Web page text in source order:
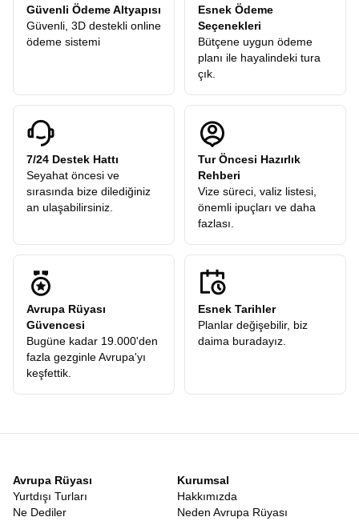
Güvenli Ödeme Altyapısı
Güvenli, 3D destekli online
ödeme sistemi
Esnek Ödeme
Seçenekleri
Bütçene uygun ödeme
planı ile hayalindeki tura
çık.
7/24 Destek Hattı
Seyahat öncesi ve
sırasında bize dilediğiniz
an ulaşabilirsiniz.
Tur Öncesi Hazırlık
Rehberi
Vize süreci, valiz listesi,
önemli ipuçları ve daha
fazlası.
Avrupa Rüyası
Güvencesi
Bugüne kadar 19.000'den
fazla gezginle Avrupa'yı
keşfettik.
Esnek Tarihler
Planlar değişebilir, biz
daima buradayız.
Avrupa Rüyası
Yurtdışı Turları
Ne Dediler
Kurumsal
Hakkımızda
Neden Avrupa Rüyası